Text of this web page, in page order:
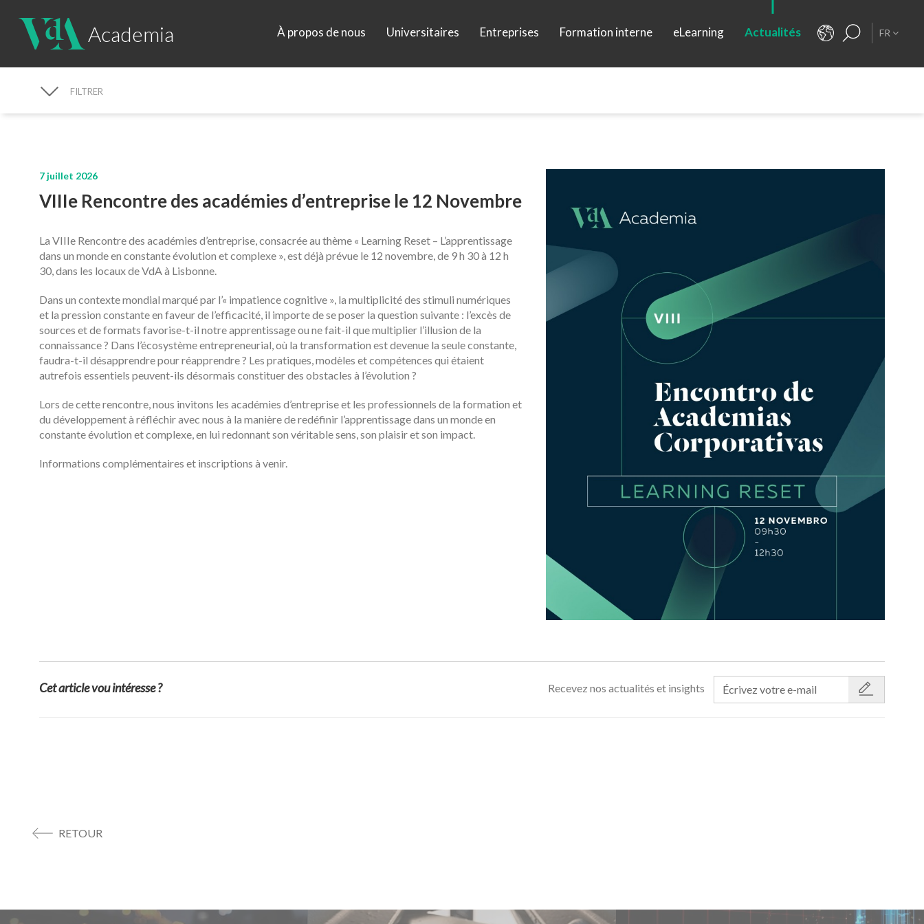
Academia À propos de nous Universitaires Entreprises Formation interne eLearning Actualités FR
RECHERCHE D'ACTUALITÉS
FILTRER
7 juillet 2026
VIIIe Rencontre des académies d’entreprise le 12 Novembre
La VIIIe Rencontre des académies d’entreprise, consacrée au thème « Learning Reset – L’apprentissage
dans un monde en constante évolution et complexe », est déjà prévue le 12 novembre, de 9 h 30 à 12 h
30, dans les locaux de VdA à Lisbonne.
Dans un contexte mondial marqué par l’« impatience cognitive », la multiplicité des stimuli numériques
et la pression constante en faveur de l’efficacité, il importe de se poser la question suivante : l’excès de
sources et de formats favorise-t-il notre apprentissage ou ne fait-il que multiplier l’illusion de la
connaissance ? Dans l’écosystème entrepreneurial, où la transformation est devenue la seule constante,
faudra-t-il désapprendre pour réapprendre ? Les pratiques, modèles et compétences qui étaient
autrefois essentiels peuvent-ils désormais constituer des obstacles à l’évolution ?
Lors de cette rencontre, nous invitons les académies d’entreprise et les professionnels de la formation et
du développement à réfléchir avec nous à la manière de redéfinir l’apprentissage dans un monde en
constante évolution et complexe, en lui redonnant son véritable sens, son plaisir et son impact.
Informations complémentaires et inscriptions à venir.
Cet article vou intéresse ? Recevez nos actualités et insights
RETOUR